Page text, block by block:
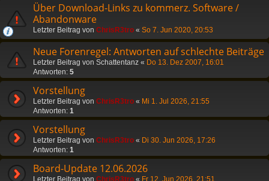
Über Download-Links zu kommerz. Software /
Abandonware
Letzter Beitrag von ChrisR3tro « So 7. Jun 2020, 20:53
Neue Forenregel: Antworten auf schlechte Beiträge
Letzter Beitrag von Schattentanz « Do 13. Dez 2007, 16:01
Antworten: 5
Vorstellung
Letzter Beitrag von ChrisR3tro « Mi 1. Jul 2026, 21:55
Antworten: 1
Vorstellung
Letzter Beitrag von ChrisR3tro « Di 30. Jun 2026, 17:26
Antworten: 1
Board-Update 12.06.2026
Letzter Beitrag von ChrisR3tro « Fr 12. Jun 2026, 21:51